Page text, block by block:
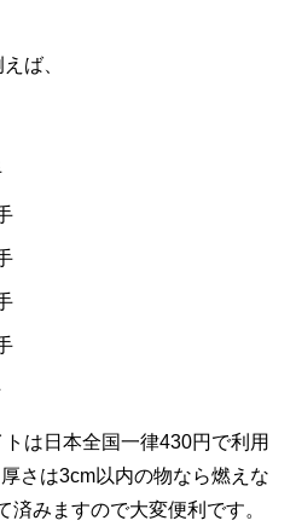
ば、
は日本全国一律430円で利用
さは3cm以内の物なら燃えな
済みますので大変便利です。